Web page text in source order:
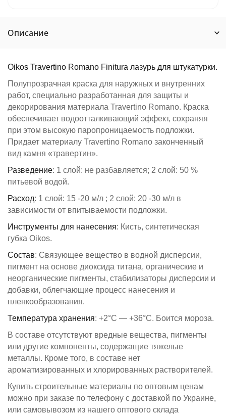
Описание
Oikos Travertino Romano Finitura лазурь для штукатурки.
Полупрозрачная краска для наружных и внутренних
работ, специально разработанная для защиты и
декорирования материала Travertino Romano. Краска
обеспечивает водоотталкивающий эффект, сохраняя
при этом высокую паропроницаемость подложки.
Придает материалу Travertino Romano законченный
вид камня «травертин».
Разведение: 1 слой: не разбавляется; 2 слой: 50 %
питьевой водой.
Расход: 1 слой: 15 -20 м/л ; 2 слой: 20 -30 м/л в
зависимости от впитываемости подложки.
Инструменты для нанесения: Кисть, синтетическая
губка Oikos.
Состав: Связующее вещество в водной дисперсии,
пигмент на основе диоксида титана, органические и
неорганические пигменты, стабилизаторы дисперсии и
добавки, облегчающие процесс нанесения и
пленкообразования.
Температура хранения: +2°C — +36°C. Боится мороза.
В составе отсутствуют вредные вещества, пигменты
или другие компоненты, содержащие тяжелые
металлы. Кроме того, в составе нет
ароматизированных и хлорированных растворителей.
Купить строительные материалы по оптовым ценам
можно при заказе по телефону с доставкой по Украине,
или самовывозом из нашего оптового склада